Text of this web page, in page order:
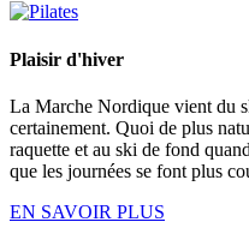
Plaisir d'hiver
La Marche Nordique vient du
certainement. Quoi de plus
raquette et au ski de fond
que les journées se font plus
EN SAVOIR PLUS